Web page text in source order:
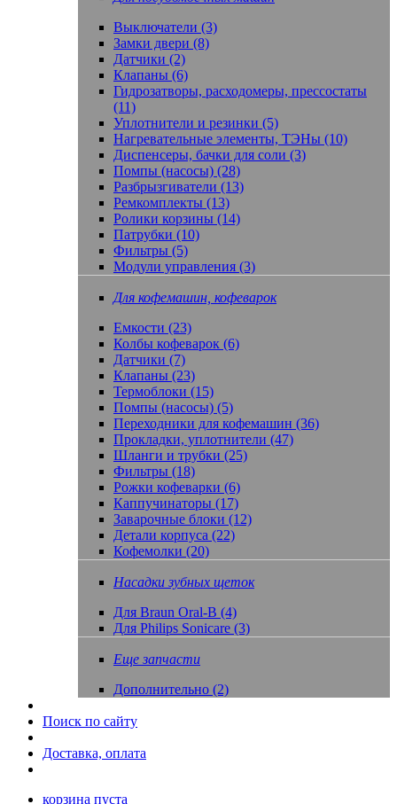
Выключатели (3)
Замки двери (8)
Датчики (2)
Клапаны (6)
Гидрозатворы, расходомеры, прессостаты
(11)
Уплотнители и резинки (5)
Нагревательные элементы, ТЭНы (10)
Диспенсеры, бачки для соли (3)
Помпы (насосы) (28)
Разбрызгиватели (13)
Ремкомплекты (13)
Ролики корзины (14)
Патрубки (10)
Фильтры (5)
Модули управления (3)
Для кофемашин, кофеварок
Емкости (23)
Колбы кофеварок (6)
Датчики (7)
Клапаны (23)
Термоблоки (15)
Помпы (насосы) (5)
Переходники для кофемашин (36)
Прокладки, уплотнители (47)
Шланги и трубки (25)
Фильтры (18)
Рожки кофеварки (6)
Каппучинаторы (17)
Заварочные блоки (12)
Детали корпуса (22)
Кофемолки (20)
Насадки зубных щеток
Для Braun Oral-B (4)
Для Philips Sonicare (3)
Еще запчасти
Дополнительно (2)
Поиск по сайту
Доставка, оплата
корзина пуста